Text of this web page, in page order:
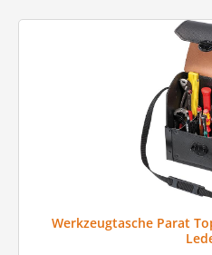
Werkzeugtasche Parat